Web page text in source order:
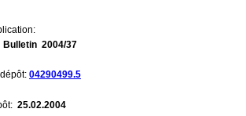
Bulletin 2004/37
04290499.5
25.02.2004